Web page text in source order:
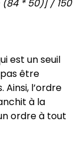
* 50)] / 150
est un seuil
être
l’ordre
à la
ordre à tout